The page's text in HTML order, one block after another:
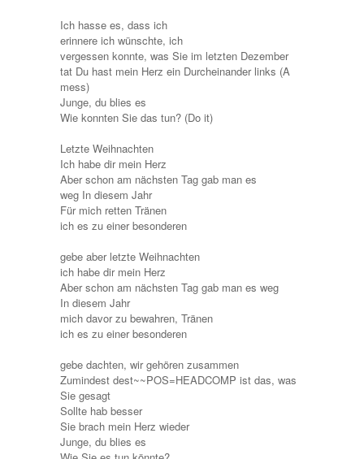
Ich hasse es, dass ich
erinnere ich wünschte, ich
vergessen konnte, was Sie im letzten Dezember
tat Du hast mein Herz ein Durcheinander links (A
mess)
Junge, du blies es
Wie konnten Sie das tun? (Do it)
Letzte Weihnachten
Ich habe dir mein Herz
Aber schon am nächsten Tag gab man es
weg In diesem Jahr
Für mich retten Tränen
ich es zu einer besonderen
gebe aber letzte Weihnachten
ich habe dir mein Herz
Aber schon am nächsten Tag gab man es weg
In diesem Jahr
mich davor zu bewahren, Tränen
ich es zu einer besonderen
gebe dachten, wir gehören zusammen
Zumindest dest~~POS=HEADCOMP ist das, was
Sie gesagt
Sollte hab besser
Sie brach mein Herz wieder
Junge, du blies es